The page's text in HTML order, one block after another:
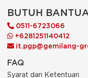
BUTUH
0511-6723066
+6281251140412
it.pgp@gemilang-
FAQ
Syarat dan Ketentuan